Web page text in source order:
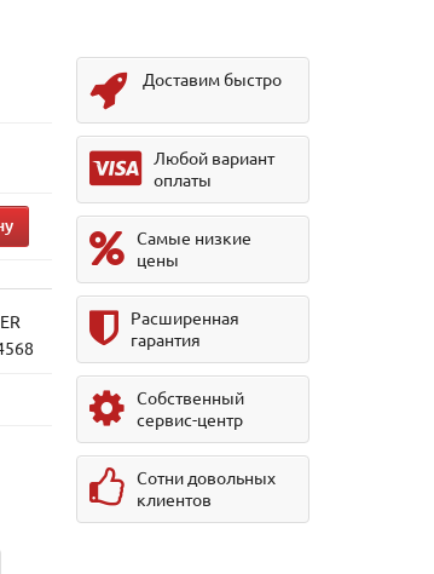
Доставим быстро
Любой вариант
оплаты
Самые низкие
цены
Расширенная
гарантия
Собственный
сервис-центр
Сотни довольных
клиентов